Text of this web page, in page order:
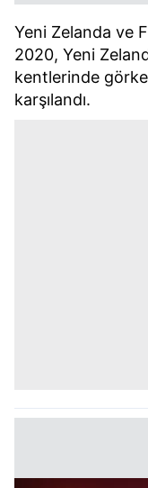
Yeni Zelanda ve
2020, Yeni
kentlerinde
karşılandı.